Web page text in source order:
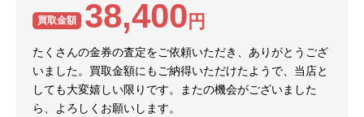
買取金額 38,400 円
たくさんの金券の査定をご依頼いただき、ありがとうござ
いました。買取金額にもご納得いただけたようで、当店と
しても大変嬉しい限りです。またの機会がございました
ら、よろしくお願いします。